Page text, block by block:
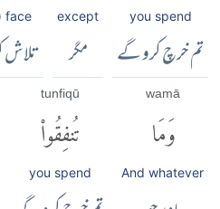
you spend
تم خرچ کرو گے
except
مگر
face
wamā
وَمَا
And whatever
tunfiqū
تُنفِقُوا۟
you spend